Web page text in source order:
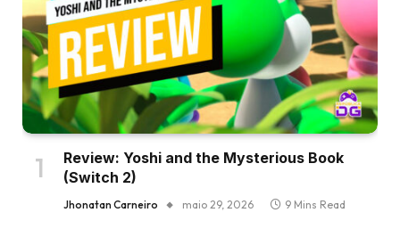
Review: Yoshi and the Mysterious Book
(Switch 2)
Jhonatan Carneiro maio 29, 2026 9 Mins Read